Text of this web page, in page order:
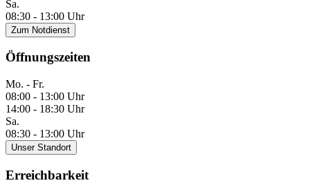
Sa.
08:30 - 13:00 Uhr
Zum Notdienst
Öffnungszeiten
Mo. - Fr.
08:00 - 13:00 Uhr
14:00 - 18:30 Uhr
Sa.
08:30 - 13:00 Uhr
Unser Standort
Erreichbarkeit